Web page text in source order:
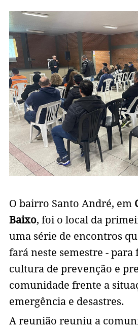
O bairro Santo André, em
Baixo, foi o local da
uma série de encontros
fará neste semestre - para
cultura de prevenção e
comunidade frente a
emergência e desastres.
A reunião reuniu a